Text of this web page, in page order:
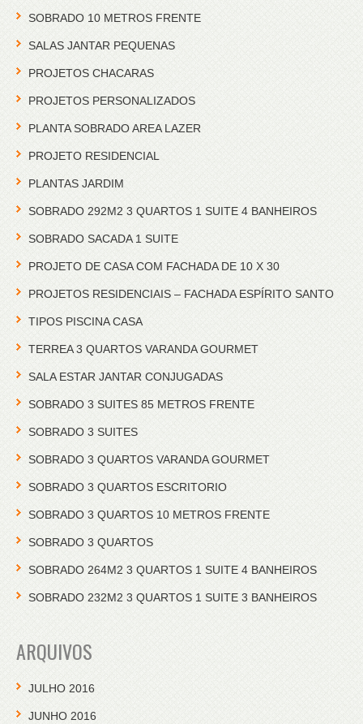
SOBRADO 10 METROS FRENTE
SALAS JANTAR PEQUENAS
PROJETOS CHACARAS
PROJETOS PERSONALIZADOS
PLANTA SOBRADO AREA LAZER
PROJETO RESIDENCIAL
PLANTAS JARDIM
SOBRADO 292M2 3 QUARTOS 1 SUITE 4 BANHEIROS
SOBRADO SACADA 1 SUITE
PROJETO DE CASA COM FACHADA DE 10 X 30
PROJETOS RESIDENCIAIS – FACHADA ESPÍRITO SANTO
TIPOS PISCINA CASA
TERREA 3 QUARTOS VARANDA GOURMET
SALA ESTAR JANTAR CONJUGADAS
SOBRADO 3 SUITES 85 METROS FRENTE
SOBRADO 3 SUITES
SOBRADO 3 QUARTOS VARANDA GOURMET
SOBRADO 3 QUARTOS ESCRITORIO
SOBRADO 3 QUARTOS 10 METROS FRENTE
SOBRADO 3 QUARTOS
SOBRADO 264M2 3 QUARTOS 1 SUITE 4 BANHEIROS
SOBRADO 232M2 3 QUARTOS 1 SUITE 3 BANHEIROS
ARQUIVOS
JULHO 2016
JUNHO 2016